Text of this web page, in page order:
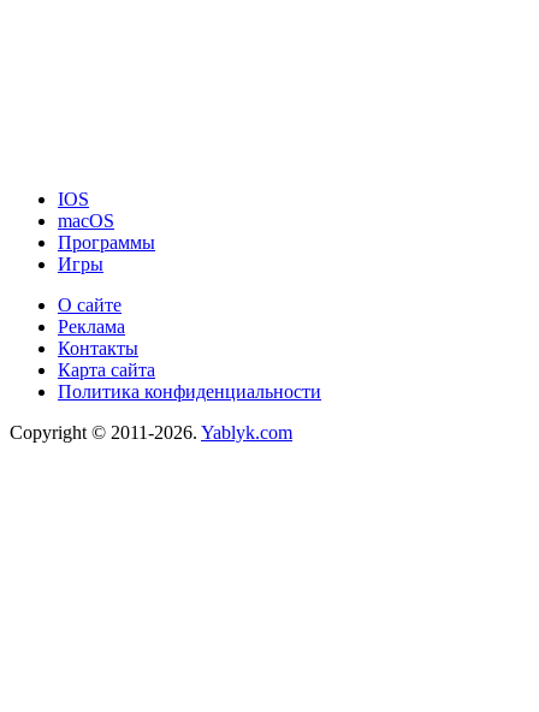
IOS
macOS
Программы
Игры
О сайте
Реклама
Контакты
Карта сайта
Политика конфиденциальности
Copyright © 2011-2026. Yablyk.сom